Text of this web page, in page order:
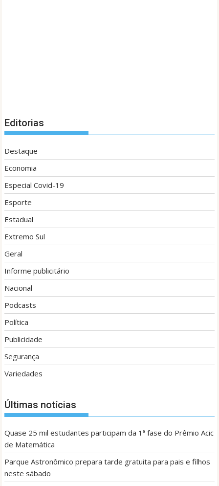
Editorias
Destaque
Economia
Especial Covid-19
Esporte
Estadual
Extremo Sul
Geral
Informe publicitário
Nacional
Podcasts
Política
Publicidade
Segurança
Variedades
Últimas notícias
Quase 25 mil estudantes participam da 1ª fase do Prêmio Acic
de Matemática
Parque Astronômico prepara tarde gratuita para pais e filhos
neste sábado